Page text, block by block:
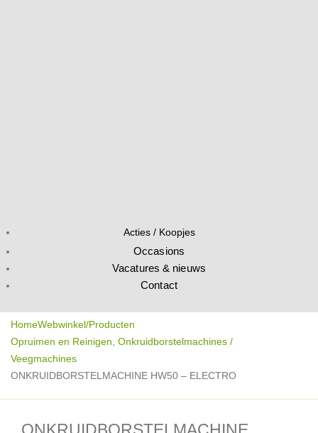
Acties / Koopjes
Occasions
Vacatures & nieuws
Contact
HomeWebwinkel/Producten
Opruimen en Reinigen, Onkruidborstelmachines /
Veegmachines
ONKRUIDBORSTELMACHINE HW50 – ELECTRO